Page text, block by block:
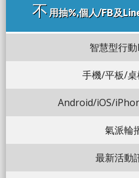
不 用抽%,個人/FB及
智慧型行
手機/平板/
Android/iOS/
氣派輪
最新活動